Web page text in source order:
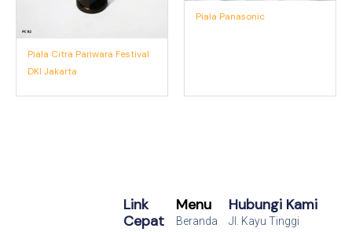
Piala Citra Pariwara Festival
DKI Jakarta
Piala Panasonic
Menu
Beranda
Link
Cepat
Hubungi Kami
Jl. Kayu Tinggi